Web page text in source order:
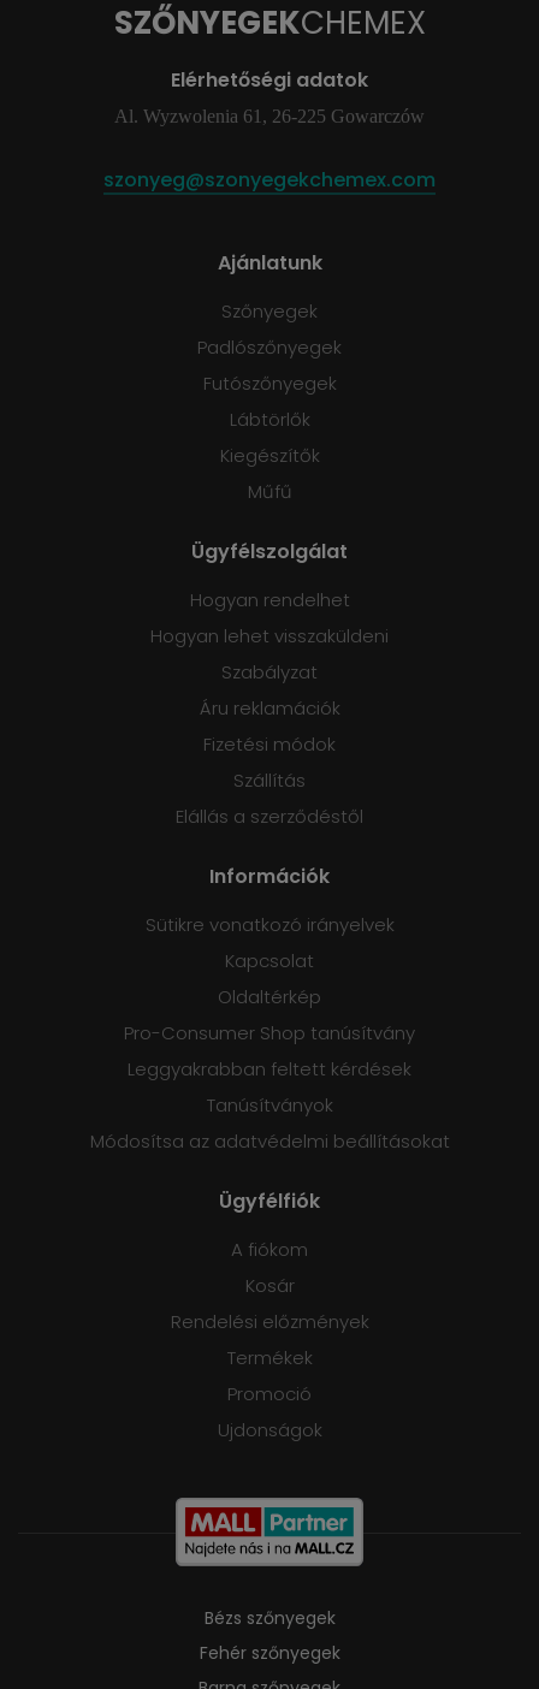
SZŐNYEGEKCHEMEX
Elérhetőségi adatok
Al. Wyzwolenia 61, 26-225 Gowarczów
szonyeg@szonyegekchemex.com
Ajánlatunk
Szőnyegek
Padlószőnyegek
Futószőnyegek
Lábtörlők
Kiegészítők
Műfű
Ügyfélszolgálat
Hogyan rendelhet
Hogyan lehet visszaküldeni
Szabályzat
Áru reklamációk
Fizetési módok
Szállítás
Elállás a szerződéstől
Információk
Sütikre vonatkozó irányelvek
Kapcsolat
Oldaltérkép
Pro-Consumer Shop tanúsítvány
Leggyakrabban feltett kérdések
Tanúsítványok
Módosítsa az adatvédelmi beállításokat
Ügyfélfiók
A fiókom
Kosár
Rendelési előzmények
Termékek
Promoció
Ujdonságok
Bézs szőnyegek
Fehér szőnyegek